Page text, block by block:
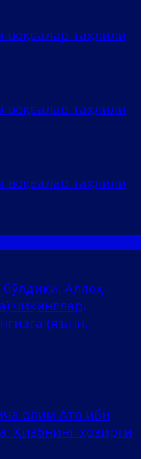
таҳлили
таҳлили
таҳлили
Аллоҳ
чиқинглар,
(яъни,
олим Ато ибн
Ҳизбнинг ҳозирги